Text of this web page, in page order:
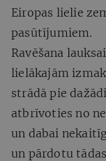
Eiropas lielie
pasūtījumiem.
Ravēšana
lielākajām
strādā pie
atbrīvoties no
un dabai
un pārdotu